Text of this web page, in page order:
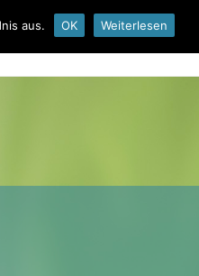
LABOR
aus. OK Weiterlesen